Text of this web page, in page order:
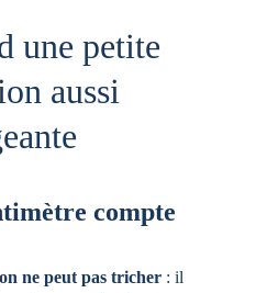
une petite
aussi
compte
on ne peut pas tricher : il